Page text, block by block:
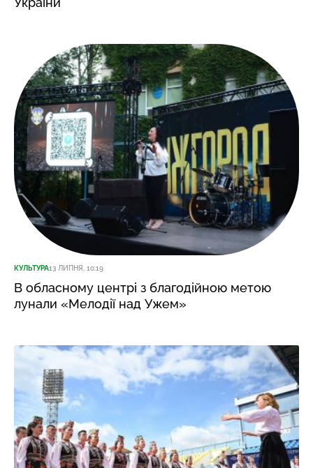
КУЛЬТУРА13 ЛИПНЯ, 10:19
В обласному центрі з благодійною метою
лунали «Мелодії над Ужем»